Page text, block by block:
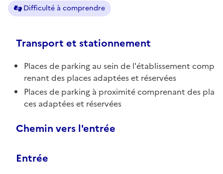
Difficulté à comprendre
Transport et stationnement
Places de parking au sein de l'établissement comp
renant des places adaptées et réservées
Places de parking à proximité comprenant des pla
ces adaptées et réservées
Chemin vers l'entrée
Entrée